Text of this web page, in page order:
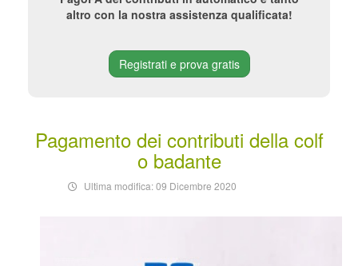
altro con la nostra assistenza qualificata!
Registrati e prova gratis
Pagamento dei contributi della colf
o badante
Ultima modifica: 09 Dicembre 2020